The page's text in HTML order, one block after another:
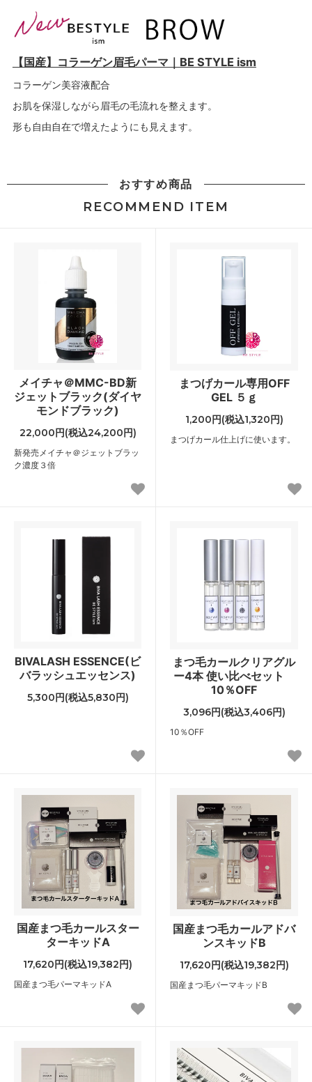
【国産】コラーゲン眉毛パーマ｜BE STYLE ism
コラーゲン美容液配合
お肌を保湿しながら眉毛の毛流れを整えます。
形も自由自在で増えたようにも見えます。
おすすめ商品
RECOMMEND ITEM
メイチャ＠MMC-BD新
ジェットブラック(ダイヤ
モンドブラック)
22,000円(税込24,200円)
新発売メイチャ＠ジェットブラッ
ク濃度３倍
まつげカール専用OFF
GEL ５ｇ
1,200円(税込1,320円)
まつげカール仕上げに使います。
BIVALASH ESSENCE(ビ
バラッシュエッセンス)
5,300円(税込5,830円)
まつ毛カールクリアグル
ー4本 使い比べセット
10％OFF
3,096円(税込3,406円)
10％OFF
国産まつ毛カールスター
ターキッドA
17,620円(税込19,382円)
国産まつ毛パーマキッドA
国産まつ毛カールアドバ
ンスキッドB
17,620円(税込19,382円)
国産まつ毛パーマキッドB